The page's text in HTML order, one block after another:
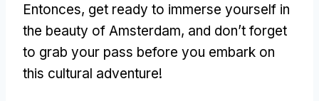
Entonces, get ready to immerse yourself in
the beauty of Amsterdam, and don’t forget
to grab your pass before you embark on
this cultural adventure!